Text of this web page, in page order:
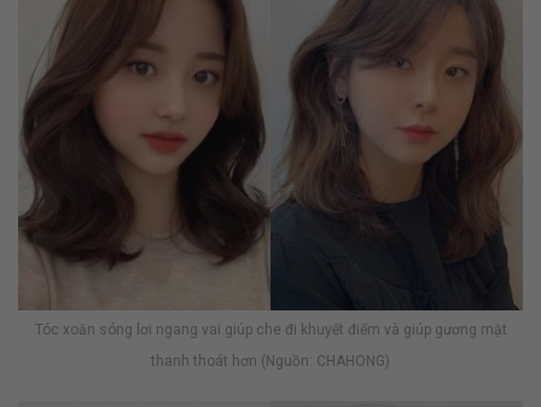
Tóc xoăn sóng lơi ngang vai giúp che đi khuyết điểm và giúp gương mặt
thanh thoát hơn (Nguồn: CHAHONG)